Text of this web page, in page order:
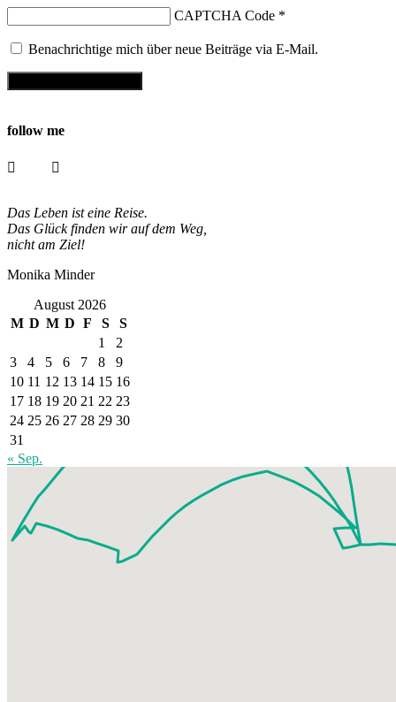
CAPTCHA Code *
Benachrichtige mich über neue Beiträge via E-Mail.
follow me
Das Leben ist eine Reise.
Das Glück finden wir auf dem Weg,
nicht am Ziel!
Monika Minder
August 2026
M D M D F S
S
1
2
3
4 5 6 7 8
9
10 11 12 13 14 15 16
17 18 19 20 21 22 23
24 25 26 27 28 29 30
31
« Sep.